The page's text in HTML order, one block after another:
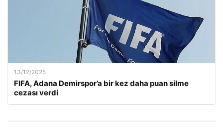
13/12/2025
FIFA, Adana Demirspor’a bir kez daha puan silme
cezası verdi